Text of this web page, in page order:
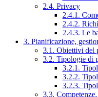
2.4. Privacy
2.4.1.
2.4.2.
2.4.3. Le
3. Pianificazione,
3.1. Obiettivi del
3.2. Tipologie di
3.2.1.
3.2.2.
3.2.3.
3.3.